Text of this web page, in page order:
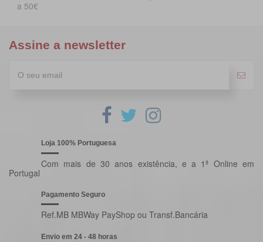
a 50€
Assine a newsletter
Loja 100% Portuguesa
Com mais de 30 anos existência, e a 1ª Online em
Portugal
Pagamento Seguro
Ref.MB MBWay PayShop ou Transf.Bancária
Envio em 24 - 48 horas